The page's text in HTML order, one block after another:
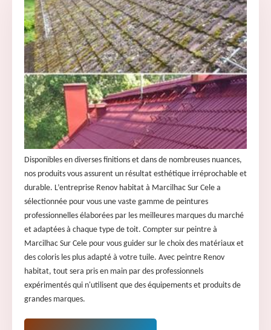
Disponibles en diverses finitions et dans de nombreuses nuances,
nos produits vous assurent un résultat esthétique irréprochable et
durable. L’entreprise Renov habitat à Marcilhac Sur Cele a
sélectionnée pour vous une vaste gamme de peintures
professionnelles élaborées par les meilleures marques du marché
et adaptées à chaque type de toit. Compter sur peintre à
Marcilhac Sur Cele pour vous guider sur le choix des matériaux et
des coloris les plus adapté à votre tuile. Avec peintre Renov
habitat, tout sera pris en main par des professionnels
expérimentés qui n'utilisent que des équipements et produits de
grandes marques.